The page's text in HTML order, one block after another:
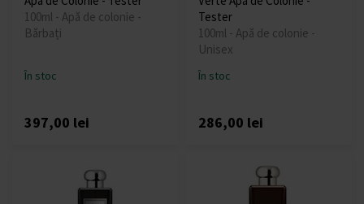
100ml - Apă de colonie -
Bărbați
În stoc
397,00 lei
Tester
100ml - Apă de colonie -
Unisex
În stoc
286,00 lei